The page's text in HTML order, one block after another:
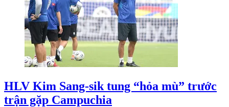
HLV Kim Sang-sik tung “hỏa mù” trước
trận gặp Campuchia